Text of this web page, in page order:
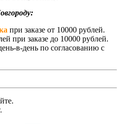
при заказе от 10000 рублей.
при заказе до 10000 рублей.
в-день по согласованию с